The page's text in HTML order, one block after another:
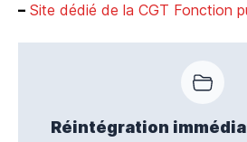
– Site dédié de la CGT Fonction
Réintégration